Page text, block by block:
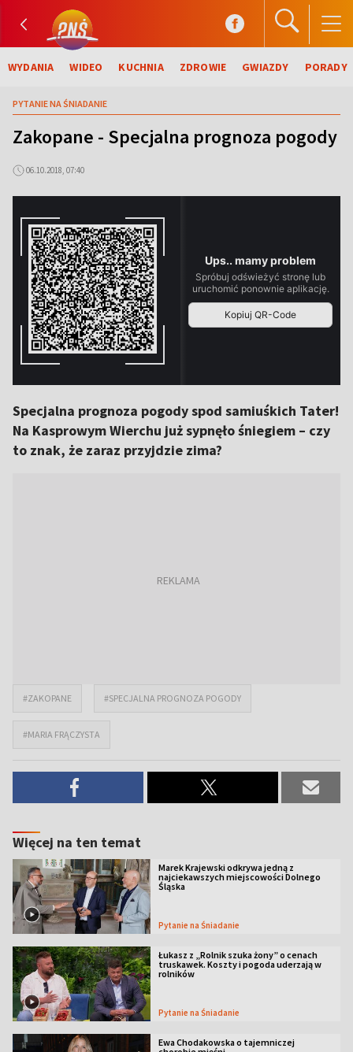
WYDANIA WIDEO KUCHNIA ZDROWIE GWIAZDY PORADY
PYTANIE NA ŚNIADANIE
Zakopane - Specjalna prognoza pogody
06.10.2018, 07:40
Specjalna prognoza pogody spod samiuśkich Tater!
Na Kasprowym Wierchu już sypnęło śniegiem – czy
to znak, że zaraz przyjdzie zima?
#ZAKOPANE #SPECJALNA PROGNOZA POGODY
#MARIA FRĄCZYSTA
Więcej na ten temat
Marek Krajewski odkrywa jedną z
najciekawszych miejscowości Dolnego
Śląska
Pytanie na Śniadanie
Łukasz z „Rolnik szuka żony” o cenach
truskawek. Koszty i pogoda uderzają w
rolników
Pytanie na Śniadanie
Ewa Chodakowska o tajemniczej